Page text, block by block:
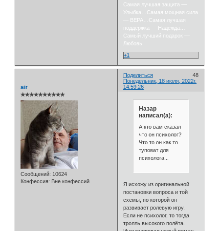
Самая лучшая защита —
Улыбка…Самая мощная сила
— ВЕРА…Самая лучшая
поддержка — Надежда…
Самый лучший подарок —
Любовь.
+1
Поделиться
48
Понедельник, 18 июля, 2022г.
14:59:26
air
✯✯✯✯✯✯✯✯✯✯
Сообщений: 10624
Конфессия: Вне конфессий.
Назар
написал(а):
А кто вам сказал
что он психолог?
Что то он как то
туповат для
психолога...
Я исхожу из оригинальной
постановки вопроса и той
схемы, по которой он
развивает ролевую игру.
Если не психолог, то тогда
тролль высокого полёта.